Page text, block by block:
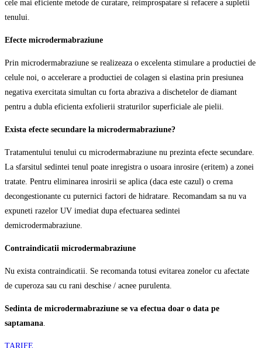
cele mai eficiente metode de curatare, reimprospatare si refacere a supletii
tenului.
Efecte microdermabraziune
Prin microdermabraziune se realizeaza o excelenta stimulare a productiei de
celule noi, o accelerare a productiei de colagen si elastina prin presiunea
negativa exercitata simultan cu forta abraziva a dischetelor de diamant
pentru a dubla eficienta exfolierii straturilor superficiale ale pielii.
Exista efecte secundare la microdermabraziune?
Tratamentului tenului cu microdermabraziune nu prezinta efecte secundare.
La sfarsitul sedintei tenul poate inregistra o usoara inrosire (eritem) a zonei
tratate. Pentru eliminarea inrosirii se aplica (daca este cazul) o crema
decongestionante cu puternici factori de hidratare. Recomandam sa nu va
expuneti razelor UV imediat dupa efectuarea sedintei
demicrodermabraziune.
Contraindicatii microdermabraziune
Nu exista contraindicatii. Se recomanda totusi evitarea zonelor cu afectate
de cuperoza sau cu rani deschise / acnee purulenta.
Sedinta de microdermabraziune se va efectua doar o data pe
saptamana.
TARIFE